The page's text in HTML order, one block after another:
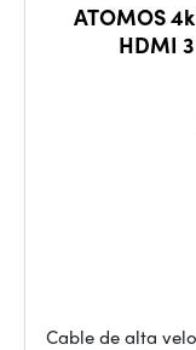
ATOMOS
HDMI
Cable de alta